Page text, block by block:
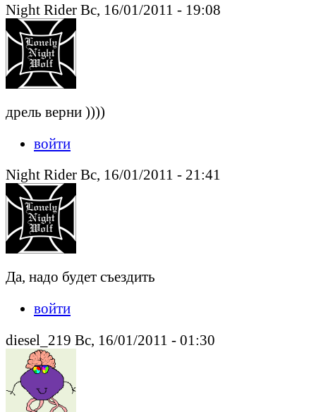
Night Rider Вс, 16/01/2011 - 19:08
дрель верни ))))
войти
Night Rider Вс, 16/01/2011 - 21:41
Да, надо будет съездить
войти
diesel_219 Вс, 16/01/2011 - 01:30